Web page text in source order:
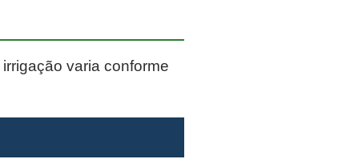
varia conforme